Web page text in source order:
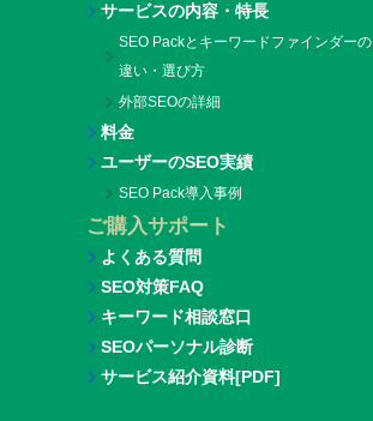
サービスの内容・特長
SEO Packとキーワードファインダーの
違い・選び方
外部SEOの詳細
料金
ユーザーのSEO実績
SEO Pack導入事例
ご購入サポート
よくある質問
SEO対策FAQ
キーワード相談窓口
SEOパーソナル診断
サービス紹介資料[PDF]